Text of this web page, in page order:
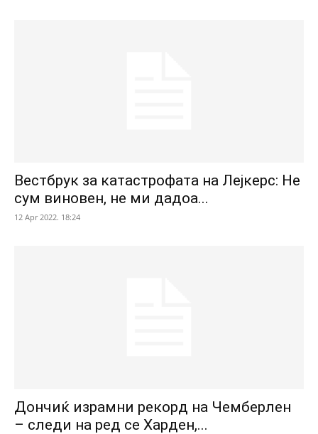
Вестбрук за катастрофата на Лејкерс: Не
сум виновен, не ми дадоа...
12 Apr 2022. 18:24
Дончиќ израмни рекорд на Чемберлен
– следи на ред се Харден,...